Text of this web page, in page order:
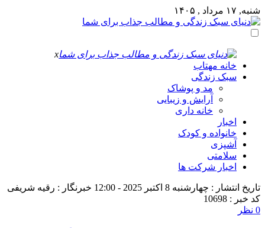
شنبه, ۱۷ مرداد , ۱۴۰۵
x
خانه مهتاب
سبک زندگی
مد و پوشاک
آرایش و زیبایی
خانه داری
اخبار
خانواده و کودک
آشپزی
سلامتی
اخبار شرکت ها
تاریخ انتشار : چهارشنبه 8 اکتبر 2025 - 12:00
خبرنگار : رقیه شریفی
کد خبر : 10698
0 نظر